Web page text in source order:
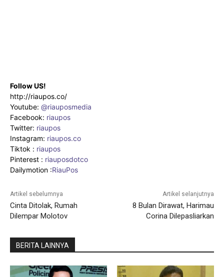
Follow US!
http://riaupos.co/
Youtube: @riauposmedia
Facebook: riaupos
Twitter: riaupos
Instagram: riaupos.co
Tiktok : riaupos
Pinterest : riauposdotco
Dailymotion :RiauPos
Artikel sebelumnya
Cinta Ditolak, Rumah
Dilempar Molotov
Artikel selanjutnya
8 Bulan Dirawat, Harimau
Corina Dilepasliarkan
BERITA LAINNYA